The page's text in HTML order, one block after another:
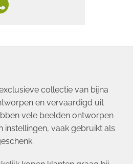
collectie van bijna
en vervaardigd uit
vele beelden ontworpen
vaak gebruikt als